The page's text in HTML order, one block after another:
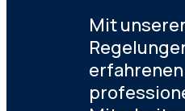
Mit
erfahrenen